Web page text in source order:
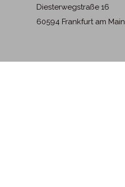
Diesterwegstraße 16
60594 Frankfurt am Main